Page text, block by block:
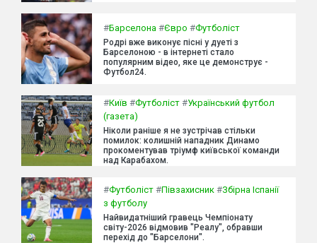
#Барселона #Євро #Футболіст
Родрі вже виконує пісні у дуеті з
Барселоною - в інтернеті стало
популярним відео, яке це демонструє -
Футбол24.
#Київ #Футболіст #Український футбол
(газета)
Ніколи раніше я не зустрічав стільки
помилок: колишній нападник Динамо
прокоментував тріумф київської команди
над Карабахом.
#Футболіст #Півзахисник #Збірна Іспанії
з футболу
Найвидатніший гравець Чемпіонату
світу-2026 відмовив "Реалу", обравши
перехід до "Барселони".